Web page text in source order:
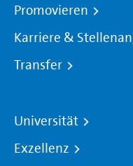
Promovieren
Karriere &
Transfer
Universität
Exzellenz